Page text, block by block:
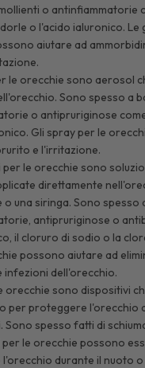
o antinfiammatorie
o l'acido ialuronico. Le
aiutare ad
le orecchie sono aerosol
Sono spesso a
o antipruriginose
Gli spray per le
e l'irritazione.
per le orecchie sono
direttamente
una siringa. Sono spesso
antipruriginose o
il cloruro di sodio o la
possono aiutare ad
infezioni dell'orecchio.
orecchie sono dispositivi
per proteggere l'orecchio
spesso fatti di
per le orecchie possono
durante il nuoto o